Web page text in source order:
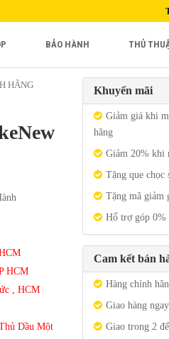
BẢO HÀNH THỦ
HÃNG
HCM
, HCM
Dầu Một
Khuyến mãi
Giảm giá khi
hãng
Giảm 20% khi
Tặng que chọc
Tặng mã giảm
Hổ trợ góp 0%
Cam kết bán
Hàng chính
Giao hàng
Giao trong 2